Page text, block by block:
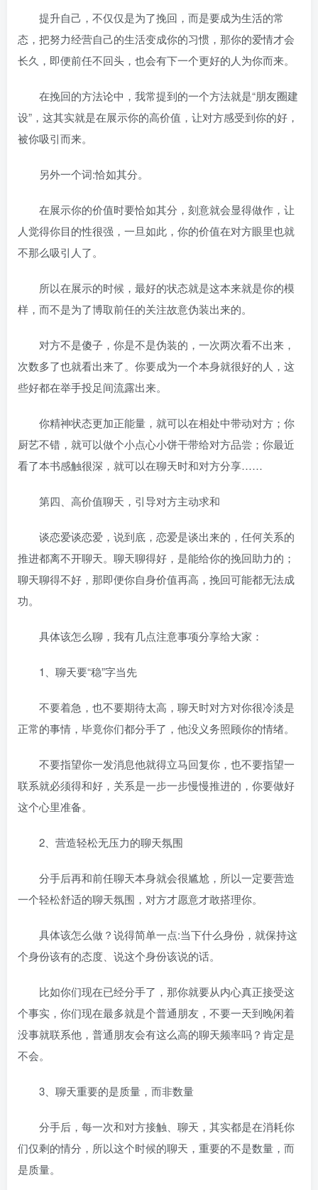
提升自己，不仅仅是为了挽回，而是要成为生活的常
态，把努力经营自己的生活变成你的习惯，那你的爱情才会
长久，即便前任不回头，也会有下一个更好的人为你而来。
在挽回的方法论中，我常提到的一个方法就是“朋友圈建
设”，这其实就是在展示你的高价值，让对方感受到你的好，
被你吸引而来。
另外一个词:恰如其分。
在展示你的价值时要恰如其分，刻意就会显得做作，让
人觉得你目的性很强，一旦如此，你的价值在对方眼里也就
不那么吸引人了。
所以在展示的时候，最好的状态就是这本来就是你的模
样，而不是为了博取前任的关注故意伪装出来的。
对方不是傻子，你是不是伪装的，一次两次看不出来，
次数多了也就看出来了。你要成为一个本身就很好的人，这
些好都在举手投足间流露出来。
你精神状态更加正能量，就可以在相处中带动对方；你
厨艺不错，就可以做个小点心小饼干带给对方品尝；你最近
看了本书感触很深，就可以在聊天时和对方分享……
第四、高价值聊天，引导对方主动求和
谈恋爱谈恋爱，说到底，恋爱是谈出来的，任何关系的
推进都离不开聊天。聊天聊得好，是能给你的挽回助力的；
聊天聊得不好，那即便你自身价值再高，挽回可能都无法成
功。
具体该怎么聊，我有几点注意事项分享给大家：
1、聊天要“稳”字当先
不要着急，也不要期待太高，聊天时对方对你很冷淡是
正常的事情，毕竟你们都分手了，他没义务照顾你的情绪。
不要指望你一发消息他就得立马回复你，也不要指望一
联系就必须得和好，关系是一步一步慢慢推进的，你要做好
这个心里准备。
2、营造轻松无压力的聊天氛围
分手后再和前任聊天本身就会很尴尬，所以一定要营造
一个轻松舒适的聊天氛围，对方才愿意才敢搭理你。
具体该怎么做？说得简单一点:当下什么身份，就保持这
个身份该有的态度、说这个身份该说的话。
比如你们现在已经分手了，那你就要从内心真正接受这
个事实，你们现在最多就是个普通朋友，不要一天到晚闲着
没事就联系他，普通朋友会有这么高的聊天频率吗？肯定是
不会。
3、聊天重要的是质量，而非数量
分手后，每一次和对方接触、聊天，其实都是在消耗你
们仅剩的情分，所以这个时候的聊天，重要的不是数量，而
是质量。